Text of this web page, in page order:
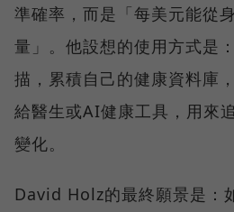
準確率，而是「每美元能從
量」。他設想的使用方式是
描，累積自己的健康資料庫
給醫生或AI健康工具，用來
變化。
David Holz的最終願景是：